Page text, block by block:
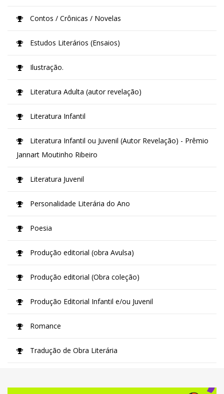
Contos / Crônicas / Novelas
Estudos Literários (Ensaios)
Ilustração.
Literatura Adulta (autor revelação)
Literatura Infantil
Literatura Infantil ou Juvenil (Autor Revelação) - Prêmio
Jannart Moutinho Ribeiro
Literatura Juvenil
Personalidade Literária do Ano
Poesia
Produção editorial (obra Avulsa)
Produção editorial (Obra coleção)
Produção Editorial Infantil e/ou Juvenil
Romance
Tradução de Obra Literária